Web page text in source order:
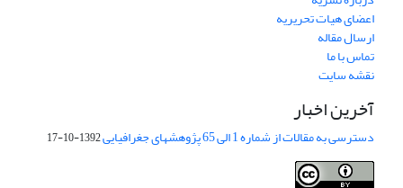
اعضای هیات تحریریه
ارسال مقاله
تماس با ما
نقشه سایت
آخرین اخبار
دسترسی به مقالات از شماره 1 الی 65 پژوهشهای جغرافیایی 1392-10-17